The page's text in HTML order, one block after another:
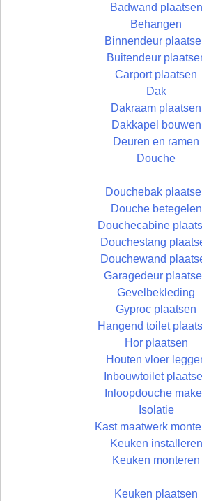
Badwand plaatsen
Behangen
Binnendeur
Buitendeur
Carport plaatsen
Dak
Dakraam plaatsen
Dakkapel bouwen
Deuren en ramen
Douche
Douchebak
Douche betegelen
Douchecabine
Douchestang
Douchewand
Garagedeur
Gevelbekleding
Gyproc plaatsen
Hangend toilet
Hor plaatsen
Houten vloer
Inbouwtoilet
Inloopdouche
Isolatie
Kast maatwerk
Keuken installeren
Keuken monteren
Keuken plaatsen